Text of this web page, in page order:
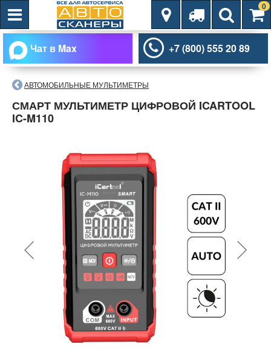
0
Чат в Max +7 (800) 555 20 89
АВТОМОБИЛЬНЫЕ МУЛЬТИМЕТРЫ
СМАРТ МУЛЬТИМЕТР ЦИФРОВОЙ ICARTOOL
IC-M110